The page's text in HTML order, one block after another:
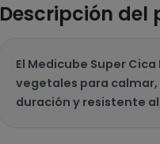
Descripción del
El Medicube Super
vegetales para calmar,
duración y resistente